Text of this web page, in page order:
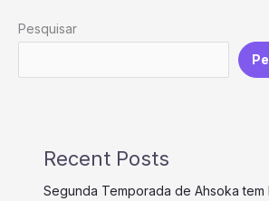
Pesquisar
Recent Posts
Segunda Temporada de Ahsoka tem